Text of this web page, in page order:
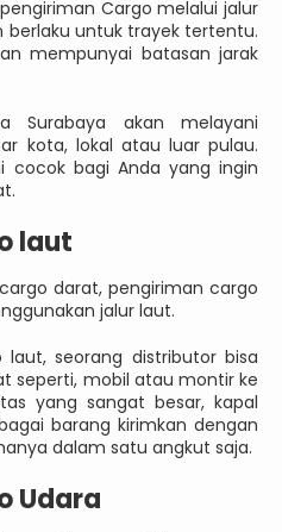
Cargo melalui jalur
berlaku untuk trayek tertentu.
mempunyai batasan jarak
Surabaya akan melayani
kota, lokal atau luar pulau.
cocok bagi Anda yang ingin
laut
darat, pengiriman cargo
jalur laut.
seorang distributor bisa
seperti, mobil atau montir ke
yang sangat besar, kapal
barang kirimkan dengan
dalam satu angkut saja.
Udara